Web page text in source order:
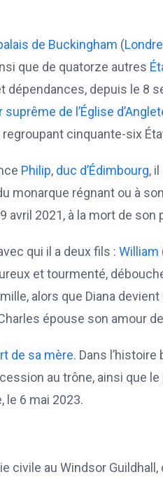
de Buckingham (
que de quatorze autres
dépendances, depuis le 8
de l’Église
cinquante-six
Philip, duc d’Édimbourg,
monarque régnant ou à
2021, à la mort de son
qui il a deux fils : William
et tourmenté,
alors que Diana
épouse son amour
de sa mère. Dans l’histoire
au trône, ainsi que
le 6 mai 2023.
civile au Windsor